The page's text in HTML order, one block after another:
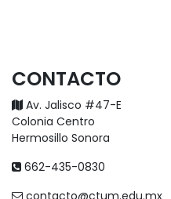
CONTACTO​
Av. Jalisco #47-E
Colonia Centro
Hermosillo Sonora
662-435-0830